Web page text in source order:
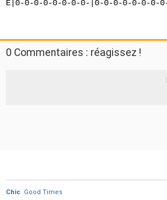
E|0-0-0-0-0-0-0-0-|0-0-0-0-0-
0 Commentaires : réagissez !
Chic Good Times